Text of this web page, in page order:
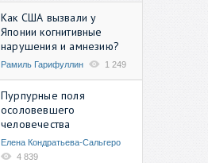
Как США вызвали у
Японии когнитивные
нарушения и амнезию?
Рамиль Гарифуллин 1 249
Пурпурные поля
осоловевшего
человечества
Елена Кондратьева-Сальгеро
4 839